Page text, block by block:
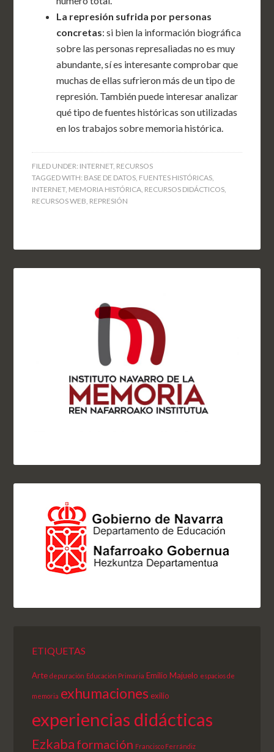
La represión sufrida por personas
concretas: si bien la información biográfica
sobre las personas represaliadas no es muy
abundante, sí es interesante comprobar que
muchas de ellas sufrieron más de un tipo de
represión. También puede interesar analizar
qué tipo de fuentes históricas son utilizadas
en los trabajos sobre memoria histórica.
FILED UNDER: INTERNET, RECURSOS
TAGGED WITH: BASE DE DATOS FUENTES HISTÓRICAS
INTERNET, MEMORIA HISTÓRICA RECURSOS DIDÁCTICOS
RECURSOS WEB REPRESIÓN
ETIQUETAS
Arte depuración Educación Primaria Emilio Majuelo espacios de
memoria exhumaciones exilio
experiencias didácticas
Ezkaba formación Francisco Ferrándiz